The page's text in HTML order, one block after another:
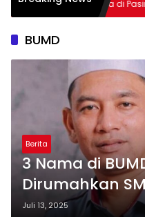
di Pasir
Sepekan,
402 Gram
BUMD
Berita
3 Nama di
Dirumahkan
Rohil Diminta
Juli 13, 2025